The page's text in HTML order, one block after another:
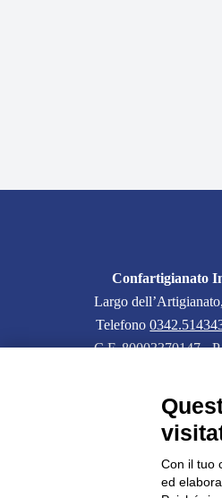
Confartigianato
Largo
Telefono
C.F. 80003370147 -
CONFARTIGIANATO -
Con il tuo
ed